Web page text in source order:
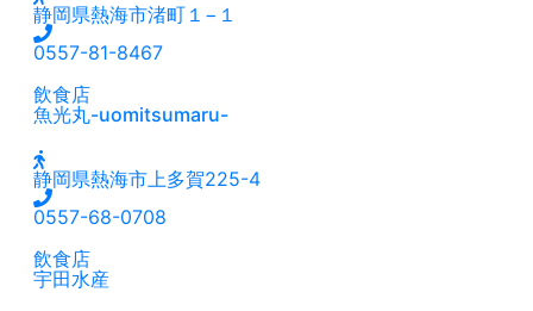
静岡県熱海市渚町１−１
0557-81-8467
飲食店
魚光丸-uomitsumaru-
静岡県熱海市上多賀225-4
0557-68-0708
飲食店
宇田水産